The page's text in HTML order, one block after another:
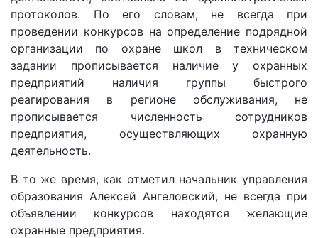
протоколов. По его словам, не всегда при
проведении конкурсов на определение подрядной
организации по охране школ в техническом
задании прописывается наличие у охранных
предприятий наличия группы быстрого
реагирования в регионе обслуживания, не
прописывается численность сотрудников
предприятия, осуществляющих охранную
деятельность.
В то же время, как отметил начальник управления
образования Алексей Ангеловский, не всегда при
объявлении конкурсов находятся желающие
охранные предприятия.